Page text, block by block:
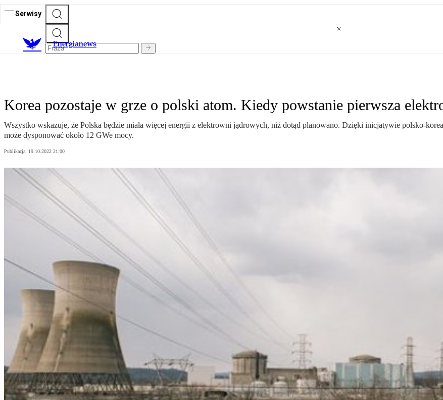
Serwisy
Energianews
Korea pozostaje w grze o polski atom. Kiedy powstanie pierwsza
Wszystko wskazuje, że Polska będzie miała więcej energii z elektrowni jądrowych, niż dotąd planowano. Dzięki inicjatywie polsko-
może dysponować około 12 GWe mocy.
Publikacja: 19.10.2022 21:00